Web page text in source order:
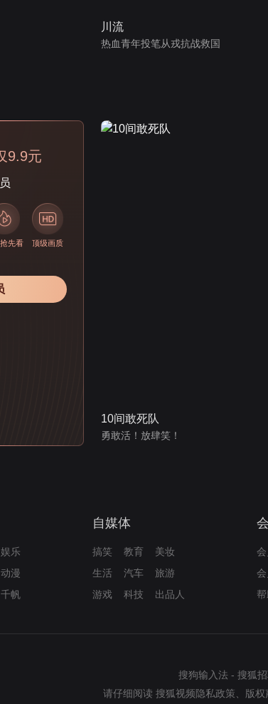
川流
热血青年投笔从戎抗战救国
9.9元
先看 顶级画质
会员
10间敢死队
勇敢活！放肆笑！
娱乐
动漫
千帆
自媒体
搞笑 教育
美妆
生活
汽车
旅游
游戏
科技 出品人
搜狗输入法 - 搜狐
请仔细阅读 搜狐视频隐私政策 版权